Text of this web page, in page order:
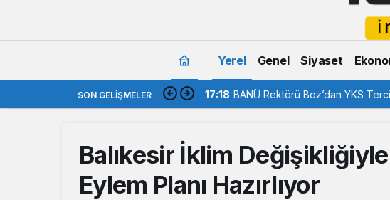
Yerel Genel Siyaset
SON GELIŞMELER 17:18 BANÜ Rektörü Boz’dan YKS
Balıkesir İklim
Eylem Planı Hazırlıyor